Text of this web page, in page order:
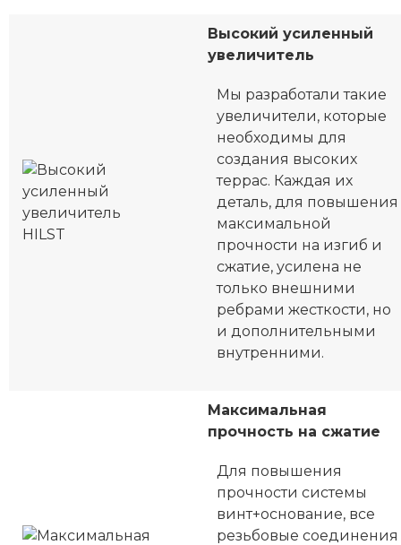
Высокий усиленный
увеличитель
Мы разработали такие
увеличители, которые
необходимы для
создания высоких
террас. Каждая их
деталь, для повышения
максимальной
прочности на изгиб и
сжатие, усилена не
только внешними
ребрами жесткости, но
и дополнительными
внутренними.
Максимальная
прочность на сжатие
Для повышения
прочности системы
винт+основание, все
резьбовые соединения